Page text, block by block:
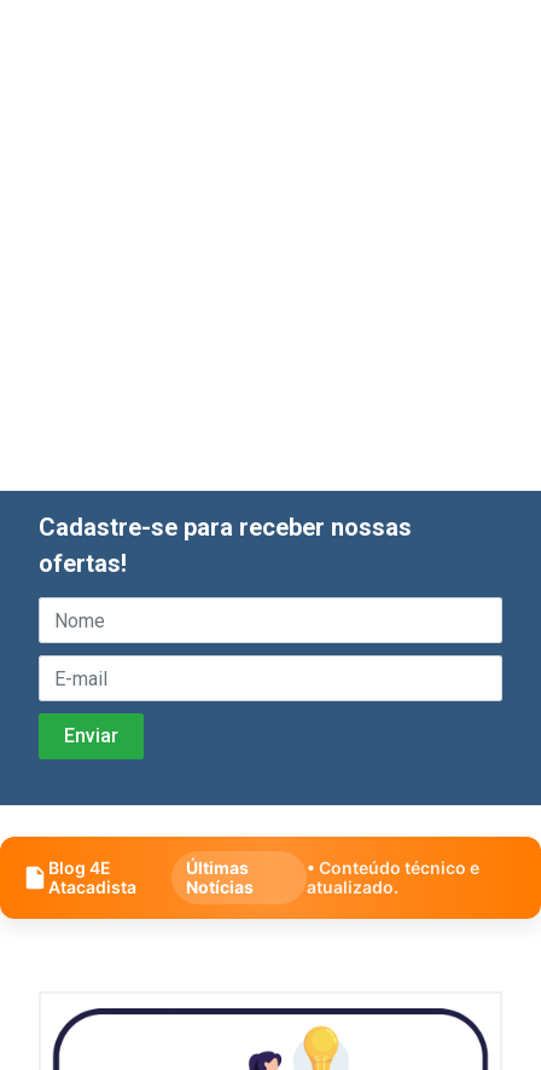
Cadastre-se para receber nossas
ofertas!
Blog 4E
Atacadista
Últimas
Notícias
• Conteúdo técnico e
atualizado.